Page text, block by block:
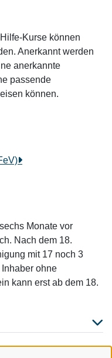
Kurse können
Anerkannt werden
anerkannte
passende
können.
Monate vor
Nach dem 18.
mit 17 noch 3
ohne
kann erst ab dem 18.